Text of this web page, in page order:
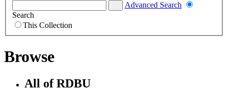
Advanced Search
Search
This Collection
Browse
All of RDBU